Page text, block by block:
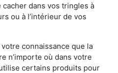
dans vos tringles à
ou à l’intérieur de vos
connaissance que la
n’importe où dans votre
certains produits pour